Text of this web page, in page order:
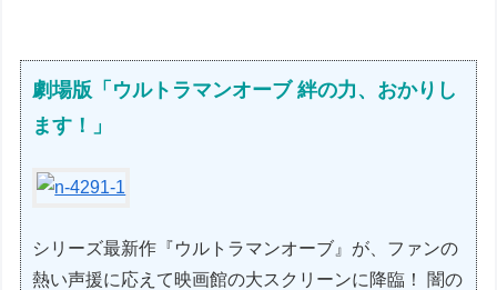
劇場版「ウルトラマンオーブ 絆の力、おかりし
ます！」
シリーズ最新作『ウルトラマンオーブ』が、ファンの
熱い声援に応えて映画館の大スクリーンに降臨！ 闇の